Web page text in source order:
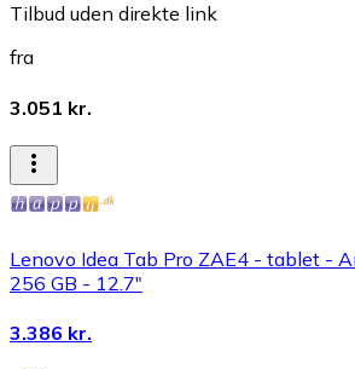
Tilbud uden direkte link
fra
3.051 kr.
Lenovo Idea Tab Pro ZAE4 - tablet -
256 GB - 12.7"
3.386 kr.